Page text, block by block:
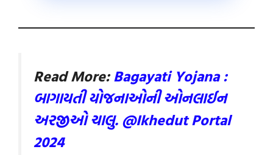
Read More:Bagayati Yojana :
બાગાયતી યોજનાઓની ઓનલાઈન
અરજીઓ ચાલુ. @Ikhedut Portal
2024